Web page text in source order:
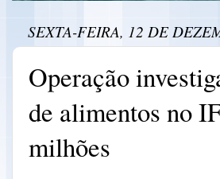
SEXTA-FEIRA, 12 DE
Operação
de alimentos no
milhões